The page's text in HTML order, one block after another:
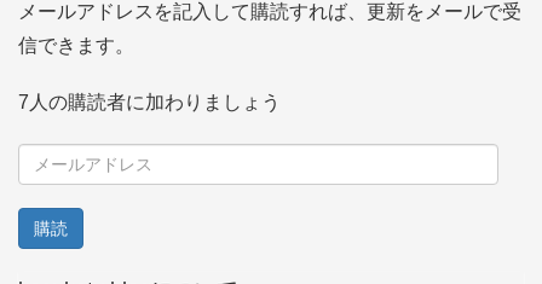
メールアドレスを記入して購読すれば、更新をメールで受
信できます。
7人の購読者に加わりましょう
ル